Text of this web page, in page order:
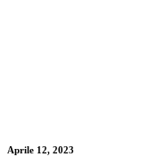
Aprile 12, 2023